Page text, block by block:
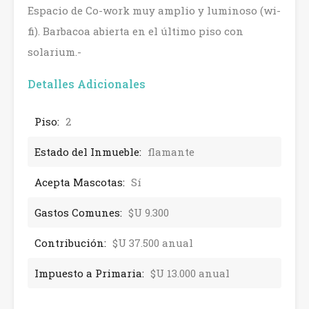
Espacio de Co-work muy amplio y luminoso (wi-
fi). Barbacoa abierta en el último piso con
solarium.-
Detalles Adicionales
Piso: 2
Estado del Inmueble: flamante
Acepta Mascotas: Sí
Gastos Comunes: $U 9.300
Contribución: $U 37.500 anual
Impuesto a Primaria: $U 13.000 anual